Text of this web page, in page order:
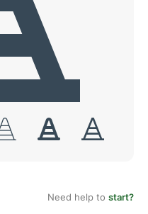
Need help to start?